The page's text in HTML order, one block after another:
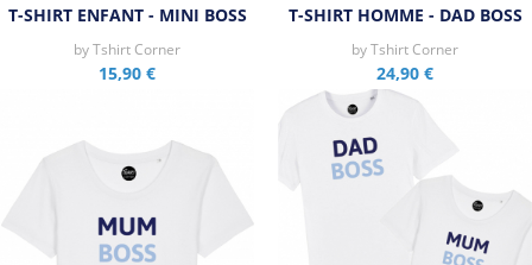
T-SHIRT ENFANT - MINI BOSS
byTshirt Corner
15,90 €
T-SHIRT HOMME - DAD BOSS
byTshirt Corner
24,90 €